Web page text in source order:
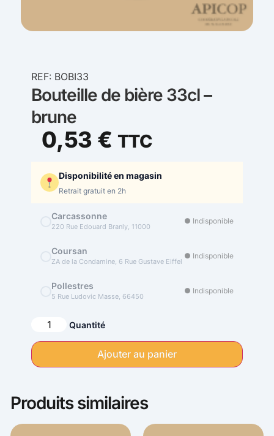
REF: BOBI33
Bouteille de bière 33cl –
brune
0,53 € TTC
Disponibilité en magasin
Retrait gratuit en 2h
Carcassonne
220 Rue Edouard Branly, 11000
● Indisponible
Coursan
ZA de la Condamine, 6 Rue Gustave Eiffel
● Indisponible
Pollestres
5 Rue Ludovic Masse, 66450
● Indisponible
Quantité
Ajouter au panier
Produits similaires